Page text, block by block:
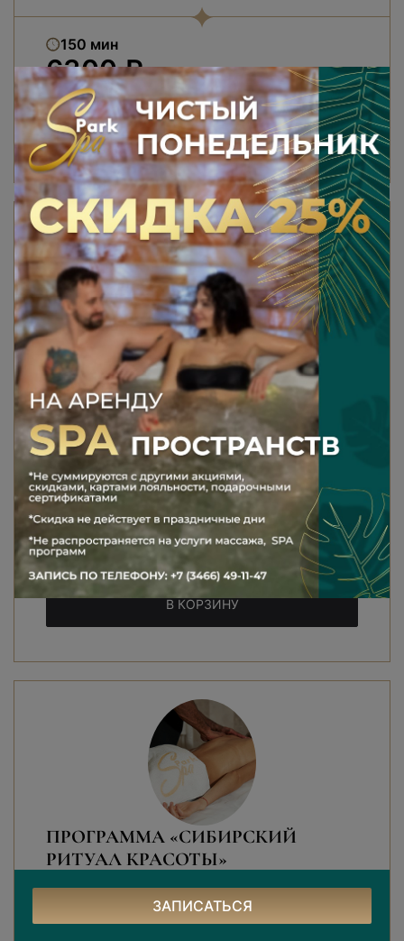
150 мин
6300 ₽
В КОРЗИНУ
ПРОГРАММА «ЭНЕРГИЯ ДЕРЕВА»
1 гость: 7000 руб.
2 гостя: 10000 руб.
Общее время: 150 минут (+ чайная
церемония)
Эффект: Релакс, укрепление здоровья и
очищение кожи
150 мин
7000 ₽
В КОРЗИНУ
ПРОГРАММА «СИБИРСКИЙ
РИТУАЛ КРАСОТЫ»
2 гостя: 12000 рублей
Общее время: 170 минут (+ чайная
ЗАПИСАТЬСЯ